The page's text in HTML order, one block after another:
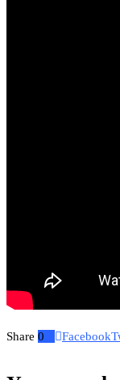
Share 0 Facebook